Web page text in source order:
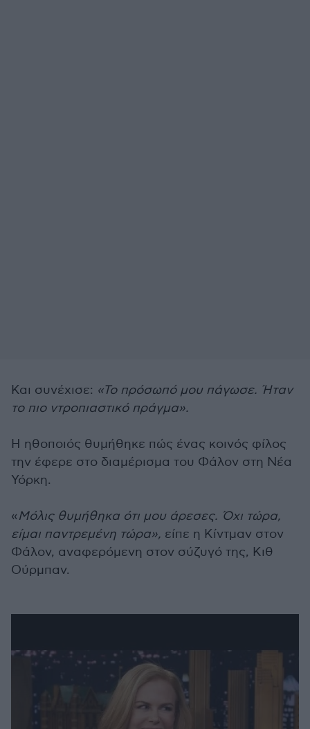
Και συνέχισε: «Το πρόσωπό μου πάγωσε. Ήταν
το πιο ντροπιαστικό πράγμα».
Η ηθοποιός θυμήθηκε πώς ένας κοινός φίλος
την έφερε στο διαμέρισμα του Φάλον στη Νέα
Υόρκη.
«Μόλις θυμήθηκα ότι μου άρεσες. Όχι τώρα,
είμαι παντρεμένη τώρα», είπε η Κίντμαν στον
Φάλον, αναφερόμενη στον σύζυγό της, Κιθ
Ούρμπαν.